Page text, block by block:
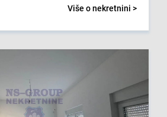
Više o nekretnini >